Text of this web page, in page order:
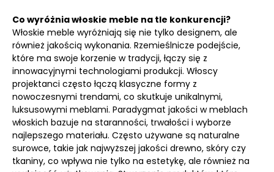
Co wyróżnia włoskie meble na tle konkurencji?
Włoskie meble wyróżniają się nie tylko designem, ale
również jakością wykonania. Rzemieślnicze podejście,
które ma swoje korzenie w tradycji, łączy się z
innowacyjnymi technologiami produkcji. Włoscy
projektanci często łączą klasyczne formy z
nowoczesnymi trendami, co skutkuje unikalnymi,
luksusowymi meblami. Paradygmat jakości w meblach
włoskich bazuje na staranności, trwałości i wyborze
najlepszego materiału. Często używane są naturalne
surowce, takie jak najwyższej jakości drewno, skóry czy
tkaniny, co wpływa nie tylko na estetykę, ale również na